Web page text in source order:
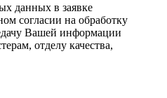
данных в заявке
согласии на обработку
Вашей информации
отделу качества,